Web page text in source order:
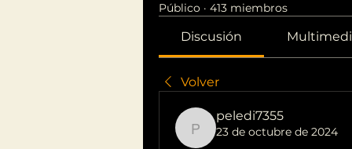
Público · 413 miembros
Discusión
Volver
peledi7355
peledi7355
23 de octubre de 2024